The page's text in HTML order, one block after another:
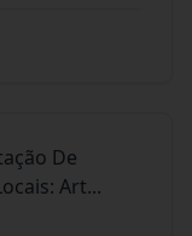
De
Art...